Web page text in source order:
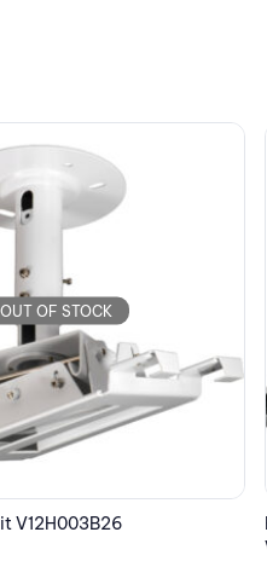
OUT OF STOCK
Adapter 450mm